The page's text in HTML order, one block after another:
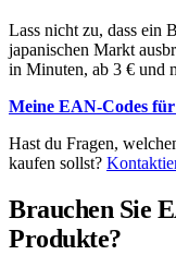
Lass nicht zu, dass ein
japanischen Markt
in Minuten, ab 3 € und
Meine EAN-Codes
Hast du Fragen,
kaufen sollst?
Brauchen Sie
Produkte?